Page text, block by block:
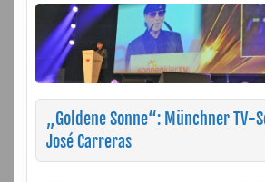
„Goldene Sonne“: Münchner TV-
José Carreras